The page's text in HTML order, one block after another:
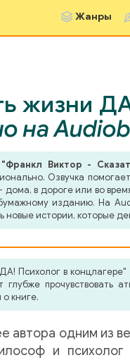
Жанры
жизни
на
"Франкл Виктор -
Озвучка
в дороге или во
изданию. На
истории, которые
Психолог в
прочувствовать
книге.
автора одним из
и